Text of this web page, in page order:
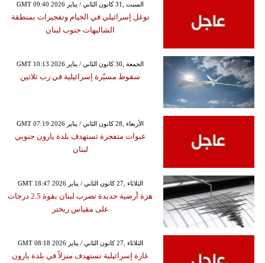
GMT 09:40 2026 السبت ,31 كانون الثاني / يناير
توغل إسرائيلي في الخيام وتفجيرات بمنطقة
الشاليهات جنوب لبنان
GMT 10:13 2026 الجمعة ,30 كانون الثاني / يناير
سقوط مسيّرة إسرائيلية في رب ثلاثين
GMT 07:19 2026 الأربعاء ,28 كانون الثاني / يناير
عبوات متفجرة تستهدف بلدة يارون جنوبي
لبنان
GMT 18:47 2026 الثلاثاء ,27 كانون الثاني / يناير
هزة أرضية جديدة تضرب لبنان بقوة 2.5 درجات
على مقياس ريختر
GMT 08:18 2026 الثلاثاء ,27 كانون الثاني / يناير
غارة إسرائيلية تستهدف منزلاً في بلدة يارون